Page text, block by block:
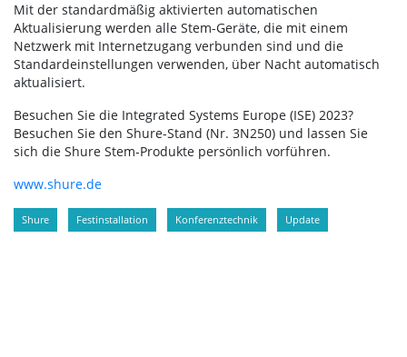
Mit der standardmäßig aktivierten automatischen
Aktualisierung werden alle Stem-Geräte, die mit einem
Netzwerk mit Internetzugang verbunden sind und die
Standardeinstellungen verwenden, über Nacht automatisch
aktualisiert.
Besuchen Sie die Integrated Systems Europe (ISE) 2023?
Besuchen Sie den Shure-Stand (Nr. 3N250) und lassen Sie
sich die Shure Stem-Produkte persönlich vorführen.
www.shure.de
Shure Festinstallation Konferenztechnik Update